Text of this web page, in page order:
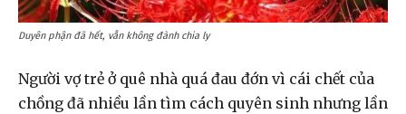
Duyên phận đã hết, vẫn không đành chia ly
Người vợ trẻ ở quê nhà quá đau đớn vì cái chết của
chồng đã nhiều lần tìm cách quyên sinh nhưng lần